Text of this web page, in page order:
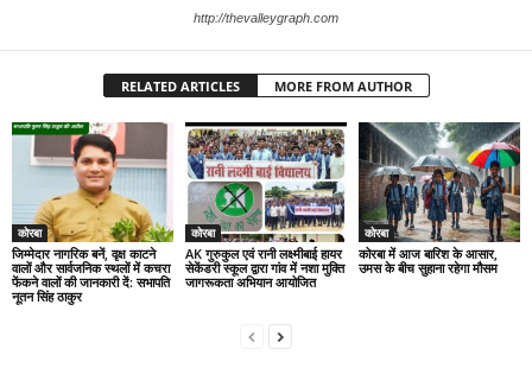
http://thevalleygraph.com
RELATED ARTICLES MORE FROM AUTHOR
कोरबा
जिम्मेदार नागरिक बनें, वृक्ष काटने
वालों और सार्वजनिक स्थलों में कचरा
फेंकने वालों की जानकारी दें: सभापति
नूतन सिंह ठाकुर
कोरबा
AK गुरुकुल एवं रानी लक्ष्मीबाई हायर
सेकेंडरी स्कूल द्वारा गांव में नशा मुक्ति
जागरूकता अभियान आयोजित
कोरबा
कोरबा में आज बारिश के आसार,
उमस के बीच सुहाना रहेगा मौसम